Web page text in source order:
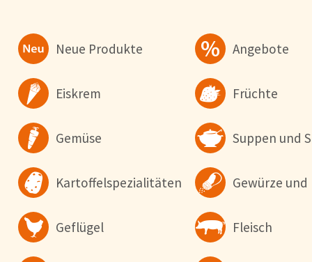
Neue Produkte Angebote
Eiskrem Früchte
Gemüse Suppen und
Kartoffelspezialitäten Gewürze
Geflügel Fleisch
Cookie-Hinweis
Um unsere Webseiten für Sie optimal zu gestalten und
verbessern, sowie zur Geschwindigkeitsoptimierung und für
Chat-Funktion verwenden wir Cookies. Durch Bestätigen des
'Alle akzeptieren' stimmen Sie der Verwendung zu. Über den
'Konfigurieren' können Sie auswählen, welche Cookies Sie
Datenschutzerklärung